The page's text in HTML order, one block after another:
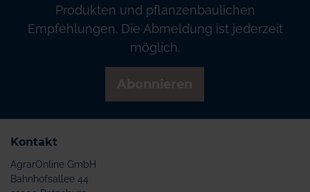
Produkten und pflanzenbaulichen
Empfehlungen. Die Abmeldung ist jederzeit
möglich.
Kontakt
AgrarOnline GmbH
Bahnhofsallee 44